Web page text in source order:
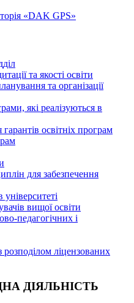
«DAK GPS»
та якості освіти
та організації
які реалізуються в
освітніх програм
для забезпечення
вищої освіти
педагогічних і
розподілoм ліцензoваних
ДІЯЛЬНІСТЬ